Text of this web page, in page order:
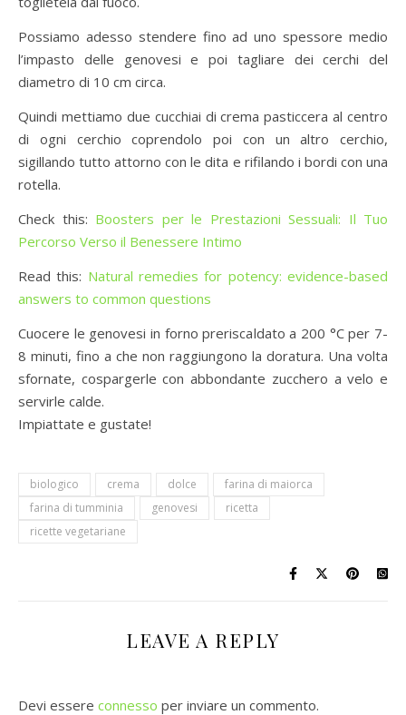
Possiamo adesso stendere fino ad uno spessore medio
l’impasto delle genovesi e poi tagliare dei cerchi del
diametro di 10 cm circa.
Quindi mettiamo due cucchiai di crema pasticcera al centro
di ogni cerchio coprendolo poi con un altro cerchio,
sigillando tutto attorno con le dita e rifilando i bordi con una
rotella.
Check this: Boosters per le Prestazioni Sessuali: Il Tuo
Percorso Verso il Benessere Intimo
Read this: Natural remedies for potency: evidence-based
answers to common questions
Cuocere le genovesi in forno preriscaldato a 200 °C per 7-
8 minuti, fino a che non raggiungono la doratura. Una volta
sfornate, cospargerle con abbondante zucchero a velo e
servirle calde.
Impiattate e gustate!
biologico crema dolce
farina di maiorca
farina di tumminia
genovesi
ricetta
ricette vegetariane
LEAVE A REPLY
Devi essere connesso per inviare un commento.